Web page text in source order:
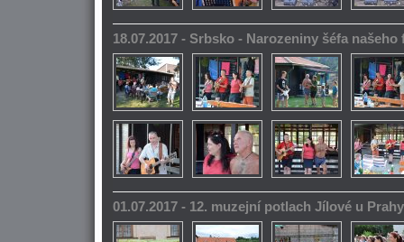
18.07.2017 - Srbsko - Narozeniny šéfa našeho
01.07.2017 - 12. muzejní potlach Jílové u Prahy